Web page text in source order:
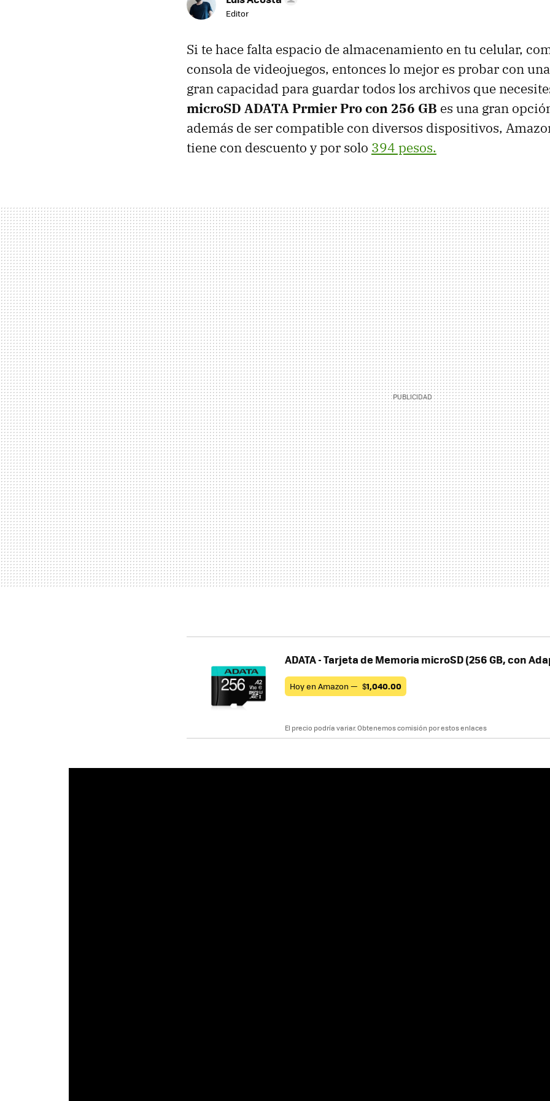
Editor
Si te hace falta espacio de almacenamiento en tu celular,
consola de videojuegos, entonces lo mejor es probar con
gran capacidad para guardar todos los archivos que
microSD ADATA Prmier Pro con 256 GB es una gran
además de ser compatible con diversos dispositivos,
tiene con descuento y por solo 394 pesos.
ADATA - Tarjeta de Memoria microSD (256 GB, con
Hoy en Amazon — $1,040.00
El precio podría variar. Obtenemos comisión por estos enlaces